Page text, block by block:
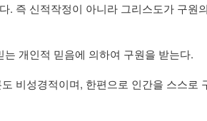
. 즉 신적작정이 아니라 그리스도가 구원
개인적 믿음에 의하여 구원을 받는다.
비성경적이며, 한편으로 인간을 스스로